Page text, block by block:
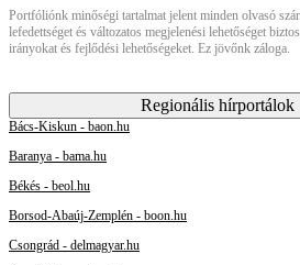
Portfóliónk minőségi tartalmat jelent minden olvasó
lefedettséget és változatos megjelenési lehetőséget
irányokat és fejlődési lehetőségeket. Ez jövőnk záloga.
Regionális hírportálok
Bács-Kiskun - baon.hu
Baranya - bama.hu
Békés - beol.hu
Borsod-Abaúj-Zemplén - boon.hu
Csongrád - delmagyar.hu